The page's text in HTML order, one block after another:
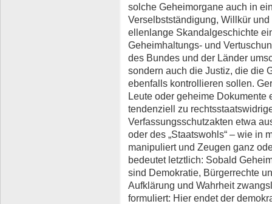
solche Geheimorgane auch in
Verselbstständigung, Willkür
ellenlange Skandalgeschichte
Geheimhaltungs- und
des Bundes und der Länder
sondern auch die Justiz, die die
ebenfalls kontrollieren sollen.
Leute oder geheime
tendenziell zu
Verfassungsschutzakten etwa
oder des „Staatswohls“ – wie in
manipuliert und Zeugen ganz
bedeutet letztlich: Sobald
sind Demokratie, Bürgerrechte
Aufklärung und Wahrheit
formuliert: Hier endet der